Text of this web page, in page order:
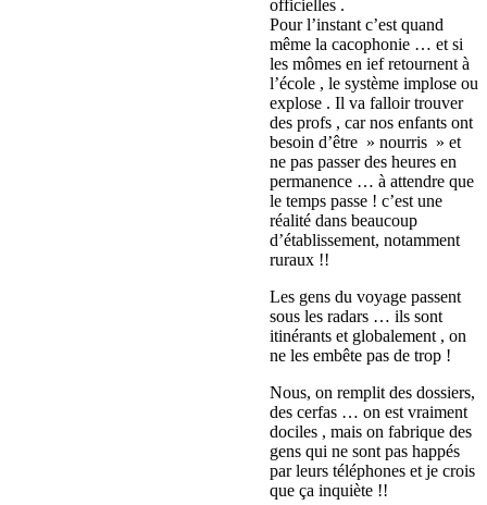
officielles .
Pour l’instant c’est quand
même la cacophonie … et si
les mômes en ief retournent à
l’école , le système implose ou
explose . Il va falloir trouver
des profs , car nos enfants ont
besoin d’être » nourris » et
ne pas passer des heures en
permanence … à attendre que
le temps passe ! c’est une
réalité dans beaucoup
d’établissement, notamment
ruraux !!
Les gens du voyage passent
sous les radars … ils sont
itinérants et globalement , on
ne les embête pas de trop !
Nous, on remplit des dossiers,
des cerfas … on est vraiment
dociles , mais on fabrique des
gens qui ne sont pas happés
par leurs téléphones et je crois
que ça inquiète !!